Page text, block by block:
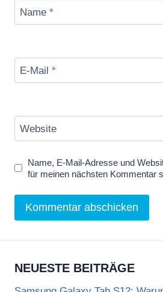
Name *
E-Mail *
Website
Name, E-Mail-Adresse und
für meinen nächsten Kommentar
NEUESTE BEITRÄGE